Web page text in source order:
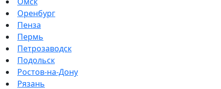
Оренбург
Пенза
Пермь
Петрозаводск
Подольск
Ростов-на-Дону
Рязань